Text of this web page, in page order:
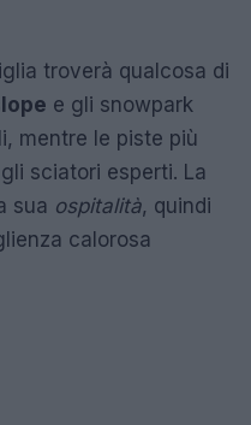
troverà qualcosa di
e gli snowpark
mentre le piste più
sciatori esperti. La
sua ospitalità, quindi
calorosa